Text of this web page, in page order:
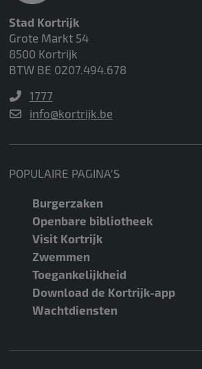
Stad Kortrijk
Grote Markt 54
8500 Kortrijk
BTW BE 0207.494.678
1777
info@kortrijk.be
POPULAIRE PAGINA'S
Burgerzaken
Openbare bibliotheek
Visit Kortrijk
Zwemmen
Toegankelijkheid
Download de Kortrijk-app
Wachtdiensten